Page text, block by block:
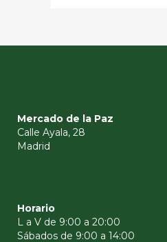
Mercado de la Paz
Calle Ayala, 28
Madrid
Horario
L a V de 9:00 a 20:00
Sábados de 9:00 a 14:00